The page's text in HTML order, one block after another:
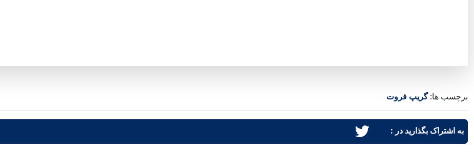
برچسب ها: گریپ فروت
به اشتراک بگذارید در :